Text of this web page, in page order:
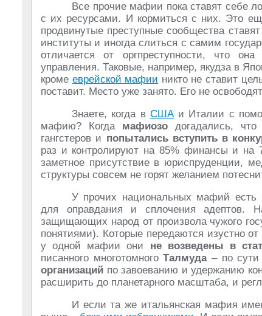
Все прочие мафии пока ставят себе
с их ресурсами. И кормиться с них. Это
продвинутые преступные сообщества
институты и иногда слиться с самим
отличается от оргпреступности, что
управления. Таковые, например, якудза в
кроме еврейской мафии никто не ставит
поставит. Место уже занято. Его не
Знаете, когда в СШАи Италии с
мафию? Когда мафиозодогадались, что
гангстеров и попытались вступить в
раз и контролируют на 85% финансы и на
заметное присутствие в юриспруденции,
структуры совсем не горят желанием
У прочих национальных мафий есть
для оправдания и сплочения адептов.
защищающих народ от произвола чужого
понятиями). Которые передаются изустно
у одной мафии они не возведены в
писанного многотомногоТалмуда– по сути
организаций по завоеванию и удержанию
расширить до планетарного масштаба, и
И если та же итальянская мафия